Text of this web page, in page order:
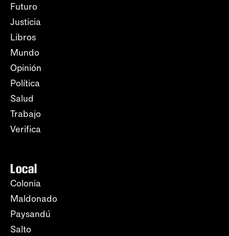
Futuro
Justicia
Libros
Mundo
Opinión
Política
Salud
Trabajo
Verifica
Local
Colonia
Maldonado
Paysandú
Salto